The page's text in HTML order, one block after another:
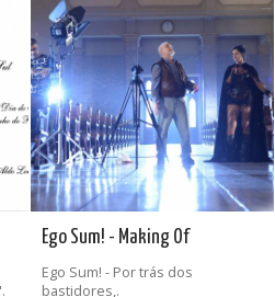
Ego Sum! - Making Of
Ego Sum! - Por trás dos
bastidores,.